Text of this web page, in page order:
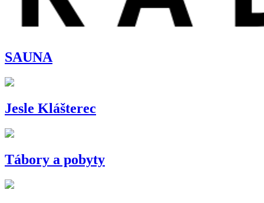
SAUNA
Jesle Klášterec
Tábory a pobyty